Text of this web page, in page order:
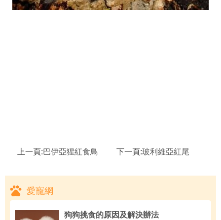
上一頁:巴伊亞猩紅食鳥 下一頁:玻利維亞紅尾
愛寵網
狗狗挑食的原因及解決辦法